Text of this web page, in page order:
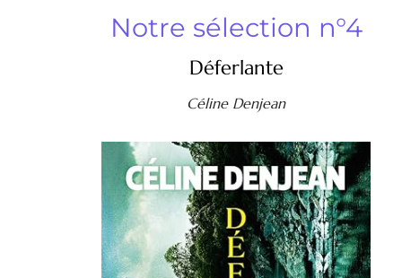
Notre sélection n°4
Déferlante
Céline Denjean